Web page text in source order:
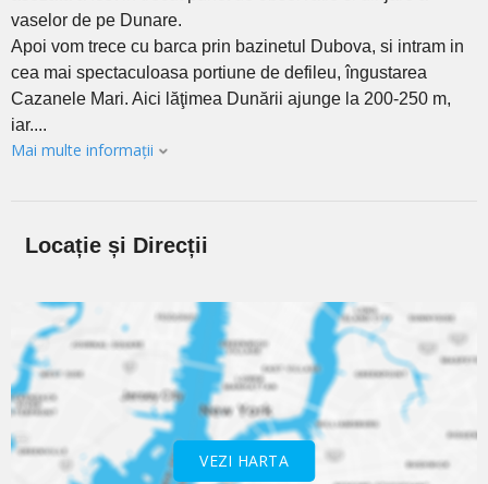
vaselor de pe Dunare.
Apoi vom trece cu barca prin bazinetul Dubova, si intram in
cea mai spectaculoasa portiune de defileu, îngustarea
Cazanele Mari. Aici lăţimea Dunării ajunge la 200-250 m,
iar....
Mai multe informații
Locație și Direcții
VEZI HARTA